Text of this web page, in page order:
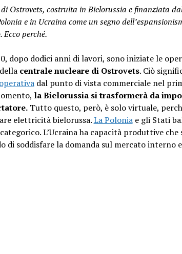
Ostrovets, costruita in Bielorussia e finanziata
e in Ucraina come un segno
perché.
dopo dodici anni di lavori, sono iniziate le
centrale nucleare di Ostrovets. Ciò
dal punto di vista commerciale nel
la Bielorussia si trasformerà da
Tutto questo, però, è solo virtuale,
elettricità bielorussa.La Poloniae gli Stati
L’Ucraina ha capacità produttive che
di soddisfare la domanda sul mercato interno